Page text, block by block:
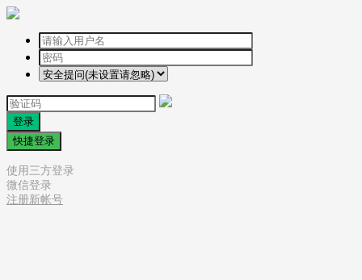
登录
快捷登录
使用三方登录
微信登录
注册新帐号